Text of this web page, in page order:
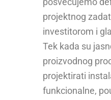
projektnog
investitorom i
Tek kada su
proizvodnog
projektirati
funkcionalne,